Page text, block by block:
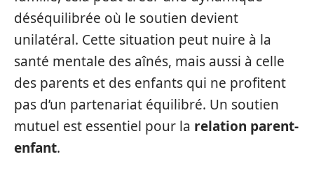
déséquilibrée où le soutien devient
unilatéral. Cette situation peut nuire à la
santé mentale des aînés, mais aussi à celle
des parents et des enfants qui ne profitent
pas d’un partenariat équilibré. Un soutien
mutuel est essentiel pour la relation parent-
enfant.